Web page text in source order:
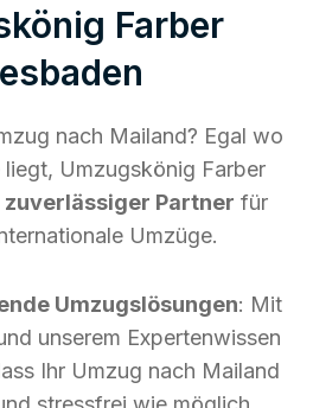
Farber
nach Mailand? Egal wo
liegt, Umzugskönig Farber
zuverlässiger Partner für
Umzüge.
Umzugslösungen: Mit
unserem Expertenwissen
Ihr Umzug nach Mailand